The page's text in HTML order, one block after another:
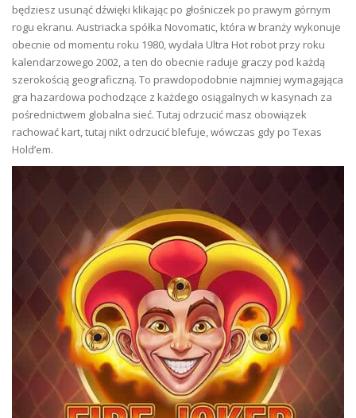
będziesz usunąć dźwięki klikając po głośniczek po prawym górnym
rogu ekranu. Austriacka spółka Novomatic, która w branży wykonuje
obecnie od momentu roku 1980, wydała Ultra Hot robot przy roku
kalendarzowego 2002, a ten do obecnie raduje graczy pod każdą
szerokością geograficzną. To prawdopodobnie najmniej wymagająca
gra hazardowa pochodzące z każdego osiągalnych w kasynach za
pośrednictwem globalna sieć. Tutaj odrzucić masz obowiązek
rachować kart, tutaj nikt odrzucić blefuje, wówczas gdy po Texas
Hold’em.